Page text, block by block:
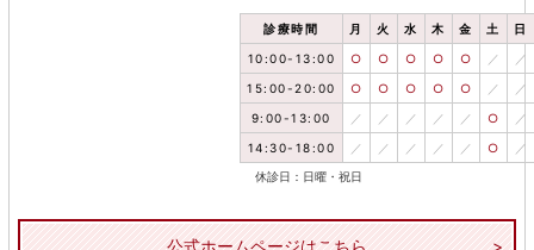
診療時間 月 火 水 木 金 土 日
10:00-13:00 ○ ○ ○ ○ ○ ／ ／
15:00-20:00 ○ ○ ○ ○ ○ ／ ／
9:00-13:00 ／ ／ ／ ／ ／ ○ ／
14:30-18:00 ／ ／ ／ ／ ／ ○ ／
休診日：日曜・祝日
公式ホームページはこちら